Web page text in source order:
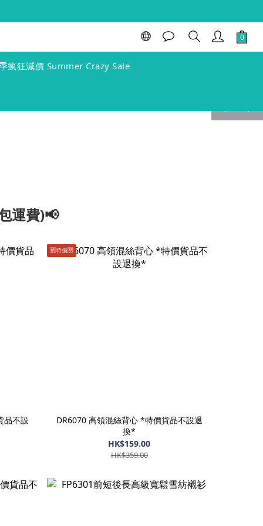
瘋狂減價 Summer Crazy Sale
運費)📢
品不設
🈹️特價🈹️
DR6070 高領混絲背心 *特價貨品不設退
換*
HK$159.00
HK$359.00